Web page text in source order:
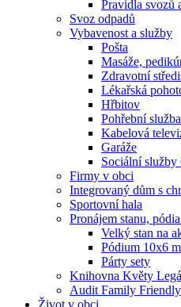
Pravidla svozů
Svoz odpadů
Vybavenost a služby
Pošta
Masáže,
Zdravotní
Lékařská
Hřbitov
Pohřební služba
Kabelová
Garáže
Sociální služby
Firmy v obci
Integrovaný dům s
Sportovní hala
Pronájem stanu,
Velký stan na
Pódium 10x6 m
Párty sety
Knihovna Květy
Audit Family
Život v obci